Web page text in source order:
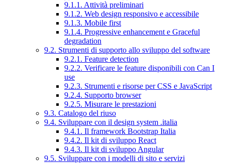
9.1.1. Attività preliminari
9.1.2. Web design responsivo e accessibile
9.1.3. Mobile first
9.1.4. Progressive enhancement e Graceful
degradation
9.2. Strumenti di supporto allo sviluppo del software
9.2.1. Feature detection
9.2.2. Verificare le feature disponibili con Can I
use
9.2.3. Strumenti e risorse per CSS e JavaScript
9.2.4. Supporto browser
9.2.5. Misurare le prestazioni
9.3. Catalogo del riuso
9.4. Sviluppare con il design system .italia
9.4.1. Il framework Bootstrap Italia
9.4.2. Il kit di sviluppo React
9.4.3. Il kit di sviluppo Angular
9.5. Sviluppare con i modelli di sito e servizi